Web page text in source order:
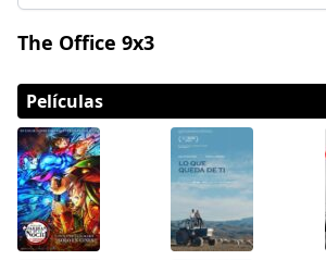
The Office 9x3
Películas